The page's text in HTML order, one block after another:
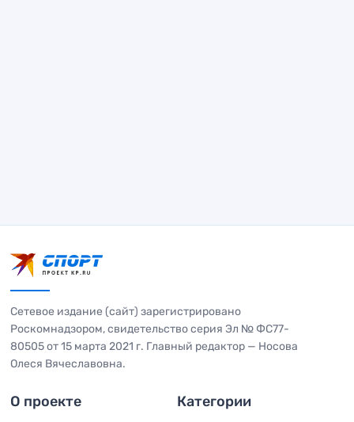
Сетевое издание (сайт) зарегистрировано
Роскомнадзором, свидетельство серия Эл № ФС77-
80505 от 15 марта 2021 г. Главный редактор — Носова
Олеся Вячеславовна.
О проекте Категории